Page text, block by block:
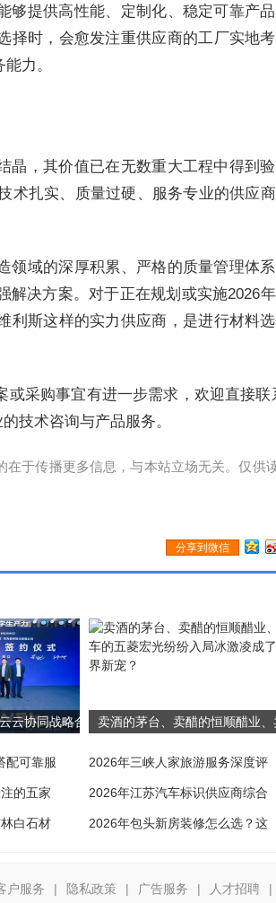
够提供高性能、定制化、稳定可靠产
时，会愈发注重供应商的工厂实地考
力。
，其价值已在无数重大工程中得到验
术扎实、质量过硬、服务专业的供应
领域的深厚积累、严格的质量管理体
决方案。对于正在规划或实施2026
利斯这样的实力供应商，是进行材料
采购事宜有进一步需求，欢迎直接联
技术咨询与产品服务。
于传播更多信息，与本站立场无关。仅供
分享到微信
云协同战略合 卖酒的茅台、卖醋的恒顺醋业、
配可靠服 2026年三峡人家旅游服务深度评
的五家 2026年江苏汽车标识供应商综合
白石材 2026年包头新房装修怎么选？这
户服务 | 隐私政策 | 广告服务 | 人才招聘 |